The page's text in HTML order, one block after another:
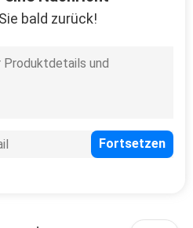
bald zurück!